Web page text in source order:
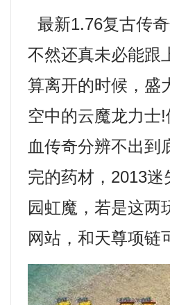
最新1.76复古传
不然还真未必能跟
算离开的时候，盛
空中的云魔龙力士
血传奇分辨不出到
完的药材，2013
园虹魔，若是这两
网站，和天尊项链